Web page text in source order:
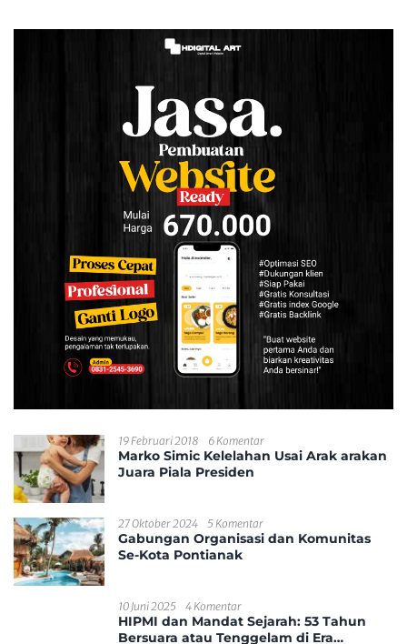
19 Februari 2018 6 Komentar
Marko Simic Kelelahan Usai Arak arakan
Juara Piala Presiden
27 Oktober 2024 5 Komentar
Gabungan Organisasi dan Komunitas
Se-Kota Pontianak
10 Juni 2025 4 Komentar
HIPMI dan Mandat Sejarah: 53 Tahun
Bersuara atau Tenggelam di Era